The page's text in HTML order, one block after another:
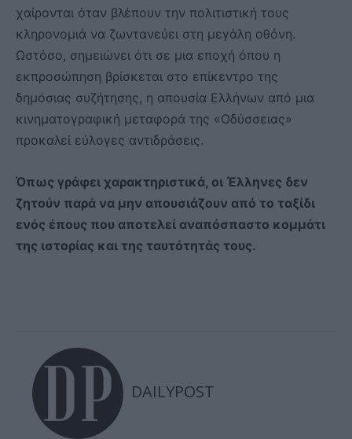
χαίρονται όταν βλέπουν την πολιτιστική τους
κληρονομιά να ζωντανεύει στη μεγάλη οθόνη.
Ωστόσο, σημειώνει ότι σε μια εποχή όπου η
εκπροσώπηση βρίσκεται στο επίκεντρο της
δημόσιας συζήτησης, η απουσία Ελλήνων από μια
κινηματογραφική μεταφορά της «Οδύσσειας»
προκαλεί εύλογες αντιδράσεις.
Όπως γράφει χαρακτηριστικά, οι Έλληνες δεν
ζητούν παρά να μην απουσιάζουν από το ταξίδι
ενός έπους που αποτελεί αναπόσπαστο κομμάτι
της ιστορίας και της ταυτότητάς τους.
DAILYPOST